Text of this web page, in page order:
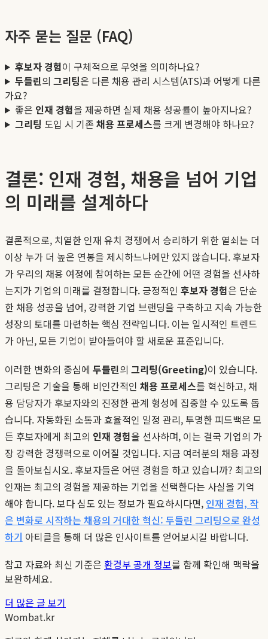
자주 묻는 질문 (FAQ)
후보자 경험이 구체적으로 무엇을 의미하나요?
두들린의 그리팅은 다른 채용 관리 시스템(ATS)과 어떻게 다른
가요?
좋은 인재 경험을 제공하면 실제 채용 성공률이 높아지나요?
그리팅 도입 시 기존 채용 프로세스를 크게 변경해야 하나요?
결론: 인재 경험, 채용을 넘어 기업
의 미래를 설계하다
결론적으로, 치열한 인재 유치 경쟁에서 승리하기 위한 열쇠는 더
이상 누가 더 높은 연봉을 제시하느냐에만 있지 않습니다. 후보자
가 우리의 채용 여정에 참여하는 모든 순간에 어떤 경험을 선사하
는지가 기업의 미래를 결정합니다. 긍정적인 후보자 경험은 단순
한 채용 성공을 넘어, 강력한 기업 브랜딩을 구축하고 지속 가능한
성장의 토대를 마련하는 핵심 전략입니다. 이는 일시적인 트렌드
가 아닌, 모든 기업이 받아들여야 할 새로운 표준입니다.
이러한 변화의 중심에 두들린의 그리팅(Greeting)이 있습니다.
그리팅은 기술을 통해 비인간적인 채용 프로세스를 혁신하고, 채
용 담당자가 후보자와의 진정한 관계 형성에 집중할 수 있도록 돕
습니다. 자동화된 소통과 효율적인 일정 관리, 투명한 피드백은 모
든 후보자에게 최고의 인재 경험을 선사하며, 이는 결국 기업의 가
장 강력한 경쟁력으로 이어질 것입니다. 지금 여러분의 채용 과정
을 돌아보십시오. 후보자들은 어떤 경험을 하고 있습니까? 최고의
인재는 최고의 경험을 제공하는 기업을 선택한다는 사실을 기억
해야 합니다. 보다 심도 있는 정보가 필요하시다면, 인재 경험, 작
은 변화로 시작하는 채용의 거대한 혁신: 두들린 그리팅으로 완성
하기 아티클을 통해 더 많은 인사이트를 얻어보시길 바랍니다.
참고 자료와 최신 기준은 환경부 공개 정보를 함께 확인해 맥락을
보완하세요.
더 많은 글 보기
Wombat.kr